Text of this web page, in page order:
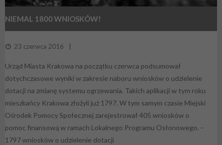
NIEMAL 1800 WNIOSKÓW!
23 czerwca 2016
Urząd Miasta Krakowa na początku czerwca podsumował
dotychczasowe wyniki w zakresie naboru wniosków o udzielenie
dotacji na zmianę systemu ogrzewania. Takich aplikacji w tym roku
mieszkańcy Krakowa złożyli już 1797. W tym samym czasie Miejski
Ośrodek Pomocy Społecznej zarejestrował 405 wniosków o
pomoc finansową w ramach Lokalnego Programu Osłonowego. –
1797 wniosków o udzielenie dotacji